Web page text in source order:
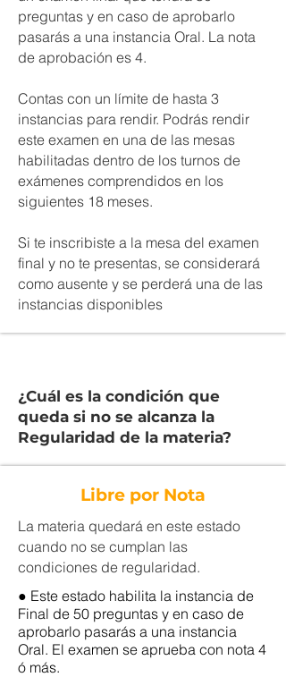
preguntas y en caso de aprobarlo
pasarás a una instancia Oral. La nota
de aprobación es 4.
Contas con un límite de hasta 3
instancias para rendir. Podrás rendir
este examen en una de las mesas
habilitadas dentro de los turnos de
exámenes comprendidos en los
siguientes 18 meses.
Si te inscribiste a la mesa del examen
final y no te presentas, se considerará
como ausente y se perderá una de las
instancias disponibles
¿Cuál es la condición que
queda si no se alcanza la
Regularidad de la materia?
Libre por Nota
La materia quedará en este estado
cuando no se cumplan las
condiciones de regularidad.
● Este estado habilita la instancia de
Final de 50 preguntas y en caso de
aprobarlo pasarás a una instancia
Oral. El examen se aprueba con nota 4
ó más.